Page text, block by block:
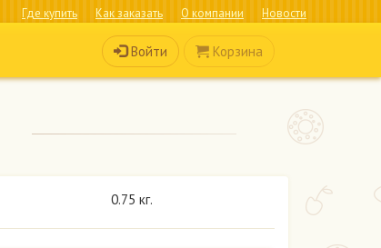
Где купить Как заказать О компании Новости
Войти Корзина
0.75 кг.